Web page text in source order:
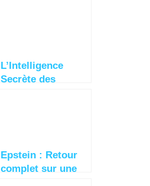
L’Intelligence
Secrète des
Epstein : Retour
complet sur une